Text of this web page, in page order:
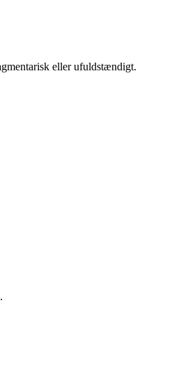
eller ufuldstændigt.